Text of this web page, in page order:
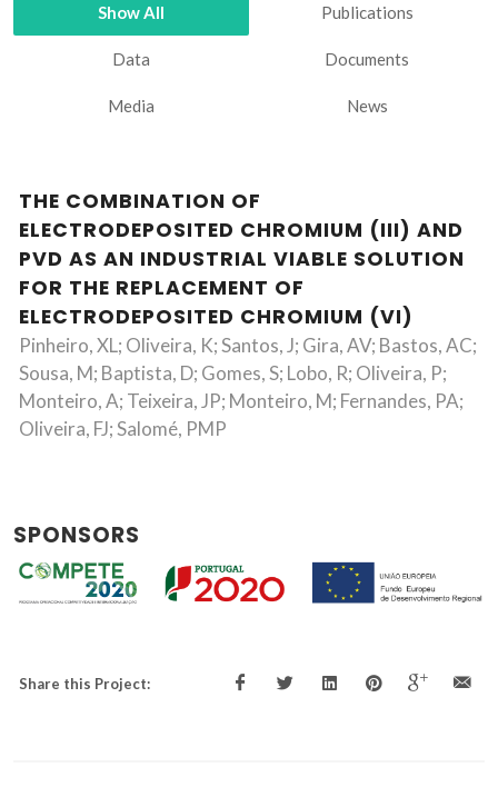
Show All Publications
Data Documents
Media News
THE COMBINATION OF
ELECTRODEPOSITED CHROMIUM (III) AND
PVD AS AN INDUSTRIAL VIABLE SOLUTION
FOR THE REPLACEMENT OF
ELECTRODEPOSITED CHROMIUM (VI)
Pinheiro, XL; Oliveira, K; Santos, J; Gira, AV; Bastos, AC;
Sousa, M; Baptista, D; Gomes, S; Lobo, R; Oliveira, P;
Monteiro, A; Teixeira, JP; Monteiro, M; Fernandes, PA;
Oliveira, FJ; Salomé, PMP
SPONSORS
Share this Project: